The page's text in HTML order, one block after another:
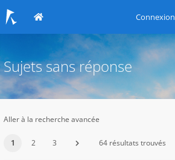
Connexion
Sujets sans réponse
Aller à la recherche avancée
1 2 3 64 résultats trouvés